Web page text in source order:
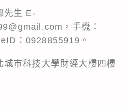
先生 E-
，手機：
：0928855919。
城市科技大學財經大樓四樓